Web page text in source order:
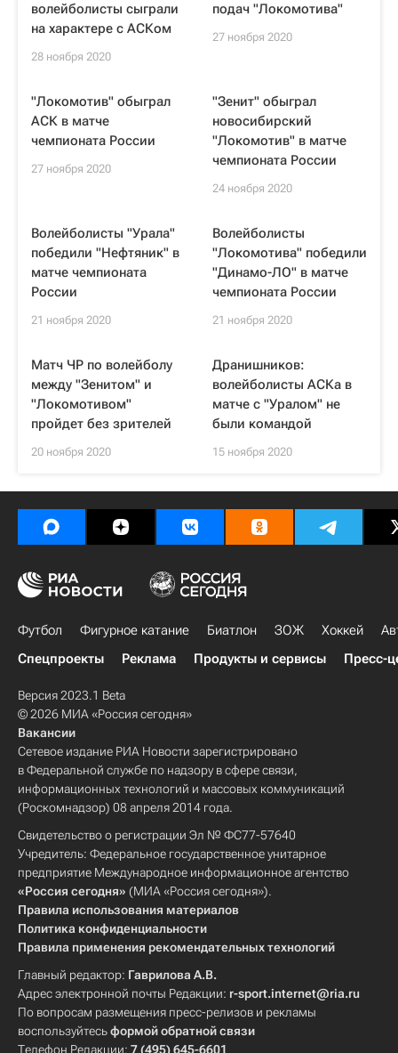
волейболисты сыграли
на характере с АСКом
28 ноября 2020
подач "Локомотива"
27 ноября 2020
"Локомотив" обыграл
АСК в матче
чемпионата России
27 ноября 2020
"Зенит" обыграл
новосибирский
"Локомотив" в матче
чемпионата России
24 ноября 2020
Волейболисты "Урала"
победили "Нефтяник" в
матче чемпионата
России
21 ноября 2020
Волейболисты
"Локомотива" победили
"Динамо-ЛО" в матче
чемпионата России
21 ноября 2020
Матч ЧР по волейболу
между "Зенитом" и
"Локомотивом"
пройдет без зрителей
20 ноября 2020
Дранишников:
волейболисты АСКа в
матче с "Уралом" не
были командой
15 ноября 2020
Футбол Фигурное катание Биатлон ЗОЖ Хоккей
Спецпроекты
Реклама Продукты и сервисы Пресс-
Версия 2023.1 Beta
© 2026 МИА «Россия сегодня»
Вакансии
Сетевое издание РИА Новости зарегистрировано
в Федеральной службе по надзору в сфере связи,
информационных технологий и массовых коммуникаций
(Роскомнадзор) 08 апреля 2014 года.
Свидетельство о регистрации Эл № ФС77-57640
Учредитель: Федеральное государственное унитарное
предприятие Международное информационное агентство
«Россия сегодня» (МИА «Россия сегодня»).
Правила использования материалов
Политика конфиденциальности
Правила применения рекомендательных технологий
Главный редактор: Гаврилова А.В.
Адрес электронной почты Редакции: r-sport.internet@ria.ru
По вопросам размещения пресс-релизов и рекламы
воспользуйтесьформой обратной связи
Телефон Редакции: 7 (495) 645-6601